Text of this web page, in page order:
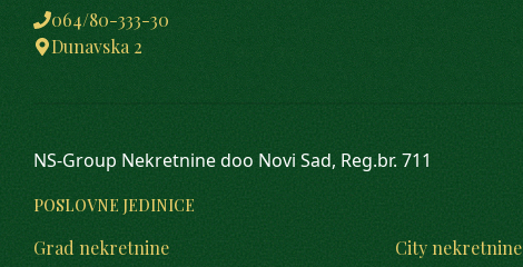
064/80-333-30
Dunavska 2
NS-Group Nekretnine doo Novi Sad, Reg.br. 711
POSLOVNE JEDINICE
Grad nekretnine City nekretnine